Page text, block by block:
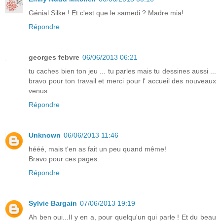
Génial Silke ! Et c'est que le samedi ? Madre mia!
Répondre
georges febvre 06/06/2013 06:21
tu caches bien ton jeu ... tu parles mais tu dessines aussi ...
bravo pour ton travail et merci pour l' accueil des nouveaux
venus.
Répondre
Unknown 06/06/2013 11:46
hééé, mais t'en as fait un peu quand même!
Bravo pour ces pages.
Répondre
Sylvie Bargain 07/06/2013 19:19
Ah ben oui...Il y en a, pour quelqu'un qui parle ! Et du beau